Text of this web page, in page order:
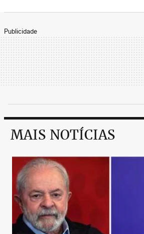
Publicidade
MAIS NOTÍCIAS